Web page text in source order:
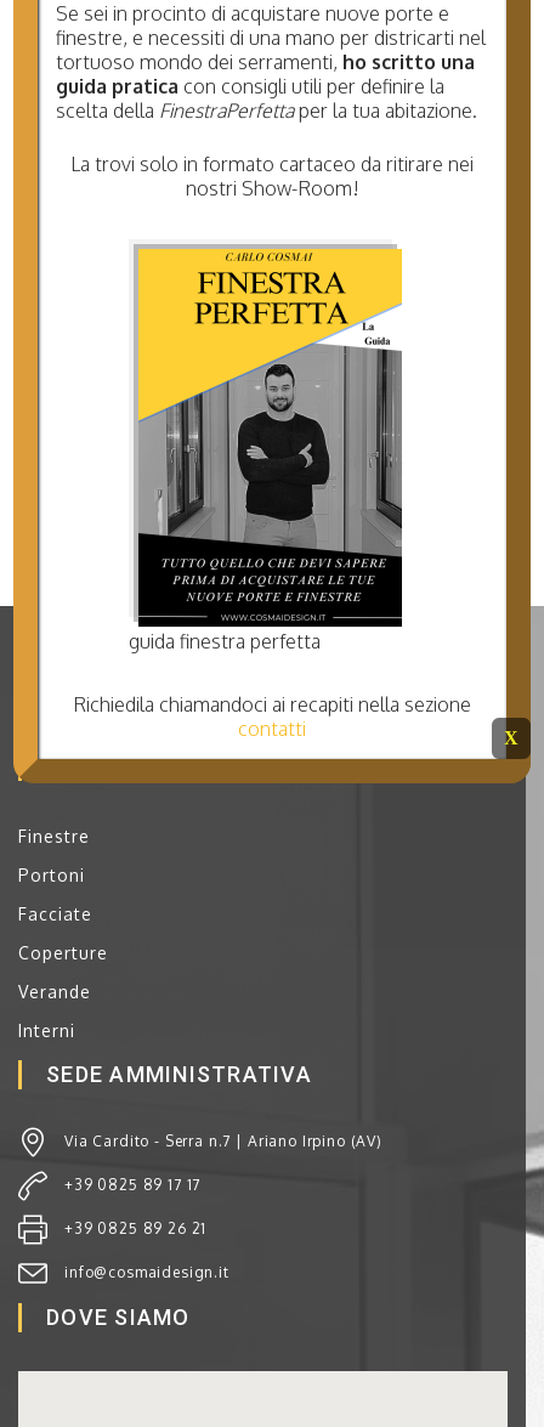
Scelta serramenti, meglio finestre con vetri doppia
camera tripla lastra o doppia lastra con una camera
I NOSTRI PRODOTTI
Finestre
Portoni
Facciate
Coperture
Verande
Interni
SEDE AMMINISTRATIVA
Via Cardito - Serra n.7 | Ariano Irpino (AV)
+39 0825 89 17 17
+39 0825 89 26 21
info@cosmaidesign.it
DOVE SIAMO
Se sei in procinto di acquistare nuove porte e
finestre, e necessiti di una mano per districarti nel
tortuoso mondo dei serramenti, ho scritto una
guida pratica con consigli utili per definire la
scelta della FinestraPerfettaper la tua abitazione.
La trovi solo in formato cartaceo da ritirare nei
nostri Show-Room!
guida finestra perfetta
Richiedila chiamandoci ai recapiti nella sezione
contatti
X